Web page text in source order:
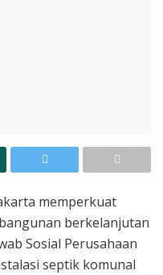
memperkuat
berkelanjutan
Sosial Perusahaan
septik komunal